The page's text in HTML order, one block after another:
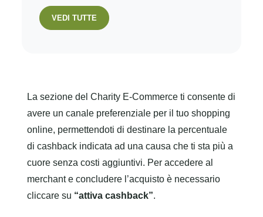
La sezione del Charity E-Commerce ti consente di
avere un canale preferenziale per il tuo shopping
online, permettendoti di destinare la percentuale
di cashback indicata ad una causa che ti sta più a
cuore senza costi aggiuntivi. Per accedere al
merchant e concludere l’acquisto è necessario
cliccare su “attiva cashback”.
VEDI TUTTE